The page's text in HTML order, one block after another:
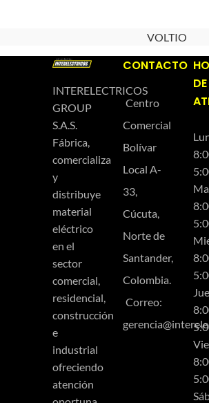
VOLTIO
INTERELECTRICOS
GROUP
S.A.S.
Fábrica,
comercializa
y
distribuye
material
eléctrico
en el
sector
comercial,
residencial,
construcción
e
industrial
ofreciendo
atención
CONTACTO
Centro
Comercial
Bolívar
Local A-
33,
Cúcuta,
Norte de
Santander,
Colombia.
Correo:
DE